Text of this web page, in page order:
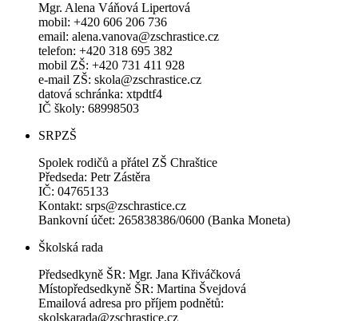
Mgr. Alena Váňová Lipertová
mobil: +420 606 206 736
email: alena.vanova@zschrastice.cz
telefon: +420 318 695 382
mobil ZŠ: +420 731 411 928
e-mail ZŠ: skola@zschrastice.cz
datová schránka: xtpdtf4
IČ školy: 68998503
SRPZŠ
Spolek rodičů a přátel ZŠ Chraštice
Předseda: Petr Zástěra
IČ: 04765133
Kontakt: srps@zschrastice.cz
Bankovní účet: 265838386/0600 (Banka Moneta)
Školská rada
Předsedkyně ŠR: Mgr. Jana Křiváčková
Místopředsedkyně ŠR: Martina Švejdová
Emailová adresa pro příjem podnětů:
skolskarada@zschrastice.cz